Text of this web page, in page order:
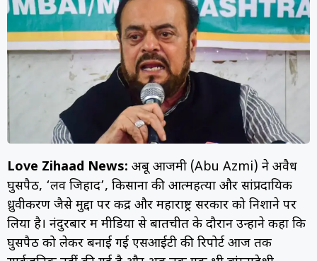
Love Zihaad News: अबू आजमी (Abu Azmi) ने अवैध
घुसपैठ, ‘लव जिहाद’, किसानों की आत्महत्या और सांप्रदायिक
ध्रुवीकरण जैसे मुद्दों पर केंद्र और महाराष्ट्र सरकार को निशाने पर
लिया है। नंदुरबार में मीडिया से बातचीत के दौरान उन्होंने कहा कि
घुसपैठ को लेकर बनाई गई एसआईटी की रिपोर्ट आज तक